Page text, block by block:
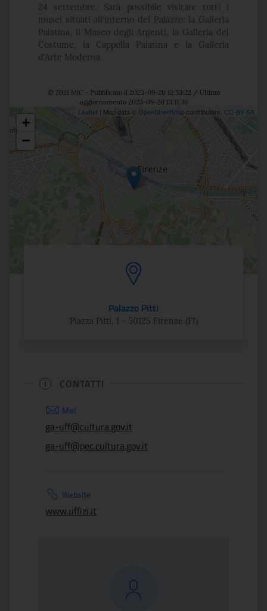
24 settembre. Sarà possibile visitare tutti i
musei situati all'interno del Palazzo: la Galleria
Palatina, il Museo degli Argenti, la Galleria del
Costume, la Cappella Palatina e la Galleria
d'Arte Moderna.
© 2021 MiC - Pubblicato il 2023-09-20 12:33:22 / Ultimo
aggiornamento 2023-09-20 13:11:36
Posizione
+
−
Leaflet | Map data © OpenStreetMapcontributors, CC-BY-SA
Palazzo Pitti
Piazza Pitti, 1 - 50125 Firenze (FI)
CONTATTI
Mail
ga-uff@cultura.gov.it
ga-uff@pec.cultura.gov.it
Website
www.uffizi.it